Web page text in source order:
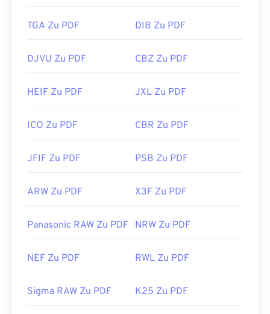
TGA Zu PDF DIB Zu PDF
DJVU Zu PDF CBZ Zu PDF
HEIF Zu PDF JXL Zu PDF
ICO Zu PDF CBR Zu PDF
JFIF Zu PDF PSB Zu PDF
ARW Zu PDF X3F Zu PDF
Panasonic RAW Zu PDF NRW Zu PDF
NEF Zu PDF RWL Zu PDF
Sigma RAW Zu PDF K25 Zu PDF